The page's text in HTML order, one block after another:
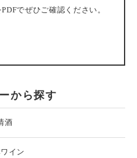
でぜひご確認ください。
から探す
酒
イン